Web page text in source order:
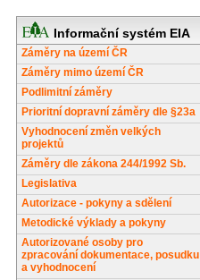
Informační systém EIA
Záměry na území ČR
Záměry mimo území ČR
Podlimitní záměry
Prioritní dopravní záměry dle §23a
Vyhodnocení změn velkých
projektů
Záměry dle zákona 244/1992 Sb.
Legislativa
Autorizace - pokyny a sdělení
Metodické výklady a pokyny
Autorizované osoby pro
zpracování dokumentace, posudku
a vyhodnocení